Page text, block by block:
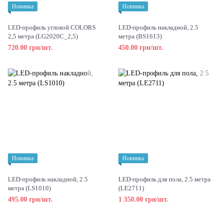
Новинка
LED-профиль угловой COLORS
2,5 метра (LG2020C_2,5)
720.00 грн/шт.
Новинка
LED-профиль накладной, 2.5
метра (BS1613)
450.00 грн/шт.
Новинка
LED-профиль накладной, 2.5
метра (LS1010)
495.00 грн/шт.
Новинка
LED-профиль для пола, 2.5 метра
(LE2711)
1 350.00 грн/шт.